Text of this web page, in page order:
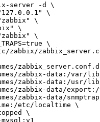
server -d \
\
\
\
\
\
zabbix/
zabbix-data:/var/
zabbix-data:/usr/
zabbix-data/
zabbix-data/
etc/localtime \
\